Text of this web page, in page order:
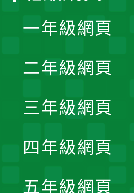
一年級網頁
二年級網頁
三年級網頁
四年級網頁
五年級網頁